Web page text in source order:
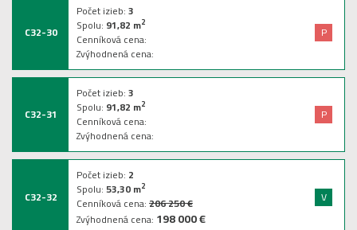
C32-30
Počet izieb:3
Spolu: 91,82 m2
Cenníková cena:
Zvýhodnená cena:
P
C32-31
Počet izieb:3
Spolu: 91,82 m2
Cenníková cena:
Zvýhodnená cena:
P
C32-32
Počet izieb: 2
Spolu:53,30m2
Cenníková cena:206 250 €
Zvýhodnená cena: 198 000 €
V